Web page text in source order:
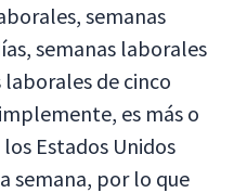
semanas
semanas laborales
laborales de cinco
es más o
Estados Unidos
semana, por lo que